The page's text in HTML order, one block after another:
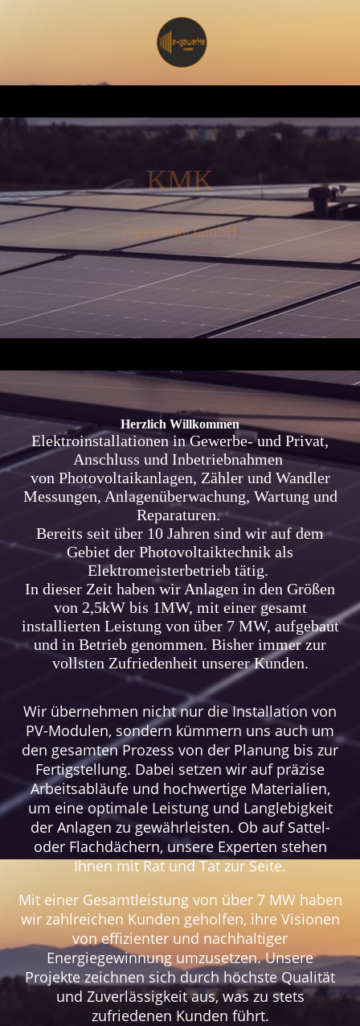
KMK
e-gewerke GmbH
Herzlich Willkommen
Elektroinstallationen in Gewerbe- und Privat,
Anschluss und Inbetriebnahmen
von Photovoltaikanlagen, Zähler und Wandler
Messungen, Anlagenüberwachung, Wartung und
Reparaturen.
Bereits seit über 10 Jahren sind wir auf dem
Gebiet der Photovoltaiktechnik als
Elektromeisterbetrieb tätig.
In dieser Zeit haben wir Anlagen in den Größen
von 2,5kW bis 1MW, mit einer gesamt
installierten Leistung von über 7 MW, aufgebaut
und in Betrieb genommen. Bisher immer zur
vollsten Zufriedenheit unserer Kunden.
Wir übernehmen nicht nur die Installation von
PV-Modulen, sondern kümmern uns auch um
den gesamten Prozess von der Planung bis zur
Fertigstellung. Dabei setzen wir auf präzise
Arbeitsabläufe und hochwertige Materialien,
um eine optimale Leistung und Langlebigkeit
der Anlagen zu gewährleisten. Ob auf Sattel-
oder Flachdächern, unsere Experten stehen
Ihnen mit Rat und Tat zur Seite.
Mit einer Gesamtleistung von über 7 MW haben
wir zahlreichen Kunden geholfen, ihre Visionen
von effizienter und nachhaltiger
Energiegewinnung umzusetzen. Unsere
Projekte zeichnen sich durch höchste Qualität
und Zuverlässigkeit aus, was zu stets
zufriedenen Kunden führt.